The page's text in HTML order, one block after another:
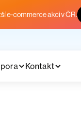
e-commerce akci v ČR.
Kontakt